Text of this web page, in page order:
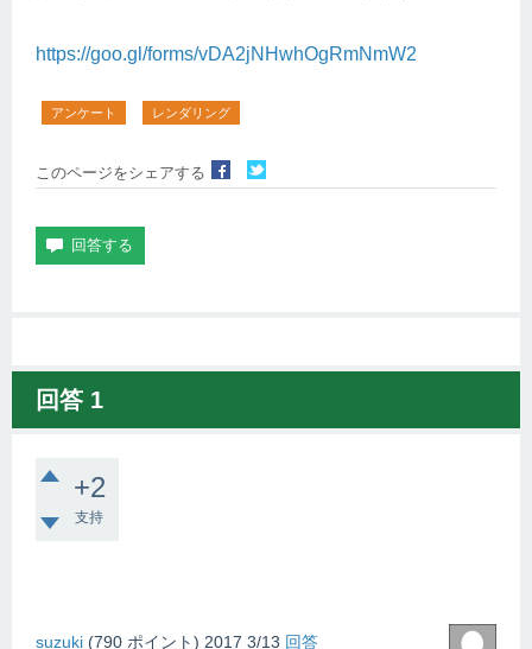
https://goo.gl/forms/vDA2jNHwhOgRmNmW2
アンケート レンダリング
このページをシェアする
回答 1
+2
支持
suzuki (790 ポイント) 2017 3/13 回答